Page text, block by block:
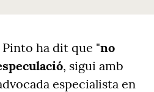
ha dit que "no
, sigui amb
especialista en